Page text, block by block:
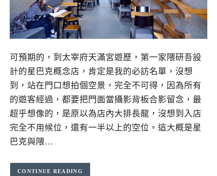
可預期的，到太宰府天滿宮遊歷，第一家隈研吾設
計的星巴克概念店，肯定是我的必訪名單，沒想
到，站在門口想拍個空景，完全不可得，因為所有
的遊客經過，都要把門面當攝影背板合影留念，最
超乎想像的，是原以為店內大排長龍，沒想到入店
完全不用候位，還有一半以上的空位。這大概是星
巴克與隈…
CONTINUE READING